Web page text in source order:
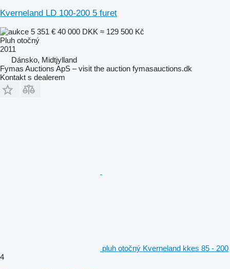
Kverneland LD 100-200 5 furet
5 351 € 40 000 DKK ≈ 129 500 Kč
Pluh otočný
2011
Dánsko, Midtjylland
Fymas Auctions ApS – visit the auction fymasauctions.dk
Kontakt s dealerem
pluh otočný Kverneland kkes 85 - 200
4